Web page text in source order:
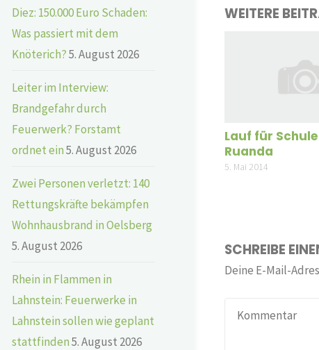
WEITERE
Lauf für
Ruanda
5. Mai 2014
SCHREIBE
Deine E-Mail-
Diez: 150.000 Euro Schaden:
Was passiert mit dem
Knöterich?5. August 2026
Leiter im Interview:
Brandgefahr durch
Feuerwerk? Forstamt
ordnet ein5. August 2026
Zwei Personen verletzt: 140
Rettungskräfte bekämpfen
Wohnhausbrand in Oelsberg
5. August 2026
Rhein in Flammen in
Lahnstein: Feuerwerke in
Lahnstein sollen wie geplant
stattfinden5. August 2026